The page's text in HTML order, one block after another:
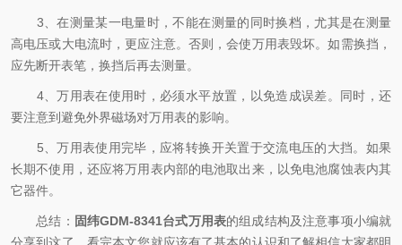
3、在测量某一电量时，不能在测量的同时换档，尤其是在测量
高电压或大电流时，更应注意。否则，会使万用表毁坏。如需换挡，
应先断开表笔，换挡后再去测量。
4、万用表在使用时，必须水平放置，以免造成误差。同时，还
要注意到避免外界磁场对万用表的影响。
5、万用表使用完毕，应将转换开关置于交流电压的大挡。如果
长期不使用，还应将万用表内部的电池取出来，以免电池腐蚀表内其
它器件。
总结： 固纬GDM-8341台式万用表的组成结构及注意事项小编就